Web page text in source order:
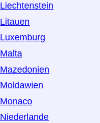
Liechtenstein
Litauen
Luxemburg
Malta
Mazedonien
Moldawien
Monaco
Niederlande